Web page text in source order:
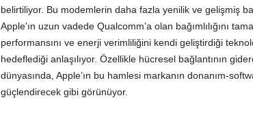
belirtiliyor. Bu modemlerin daha fazla yenilik ve gelişmiş
Apple’ın uzun vadede Qualcomm’a olan bağımlılığını
performansını ve enerji verimliliğini kendi geliştirdiği
hedeflediği anlaşılıyor. Özellikle hücresel bağlantının
dünyasında, Apple’ın bu hamlesi markanın donanım-
güçlendirecek gibi görünüyor.